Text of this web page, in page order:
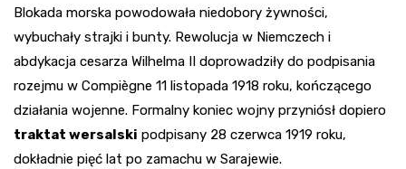
Blokada morska powodowała niedobory żywności,
wybuchały strajki i bunty. Rewolucja w Niemczech i
abdykacja cesarza Wilhelma II doprowadziły do podpisania
rozejmu w Compiègne 11 listopada 1918 roku, kończącego
działania wojenne. Formalny koniec wojny przyniósł dopiero
traktat wersalski podpisany 28 czerwca 1919 roku,
dokładnie pięć lat po zamachu w Sarajewie.